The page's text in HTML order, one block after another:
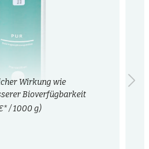
Wirkung wie
Bioverfügbarkeit
/ 1000 g)